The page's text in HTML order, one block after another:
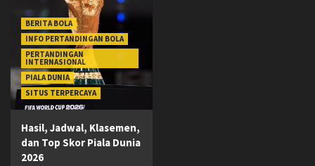
BERITA BOLA
INFO PERTANDINGAN BOLA
PERTANDINGAN
INTERNASIONAL
PIALA DUNIA
SITUS TERPERCAYA
Hasil, Jadwal, Klasemen,
dan Top Skor Piala Dunia
2026